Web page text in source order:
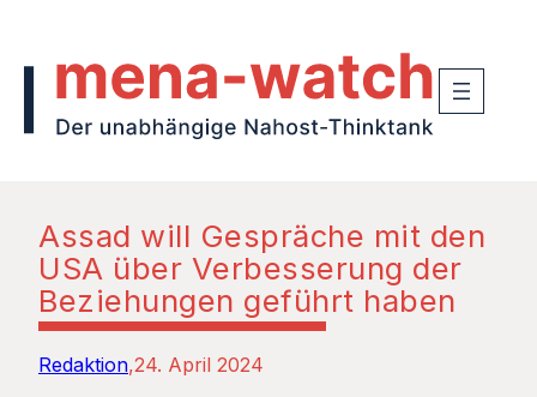
Assad will Gespräche mit den
USA über Verbesserung der
Beziehungen geführt haben
Redaktion 24. April 2024